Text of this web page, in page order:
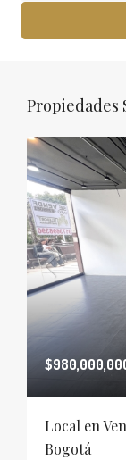
Propiedades
Local en
Bogotá